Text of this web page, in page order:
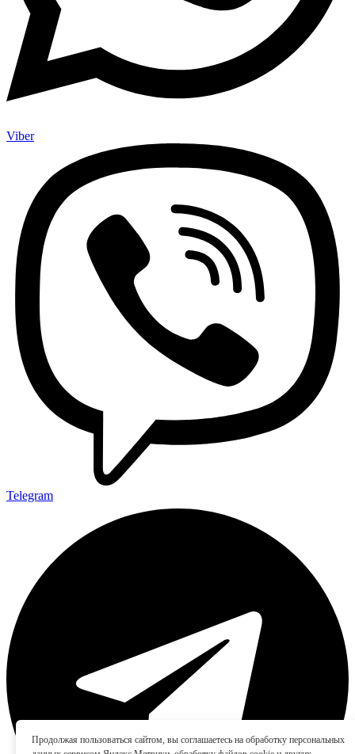
Продолжая пользоваться сайтом, вы соглашаетесь на обработку персональных
Viber
Telegram